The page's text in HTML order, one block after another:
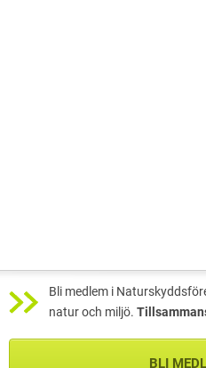
Bli medlem i
natur och miljö.
BLI